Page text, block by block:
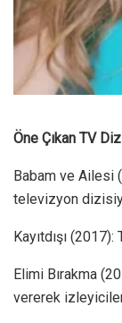
Öne Çıkan TV
Babam ve Ailesi
televizyon
Kayıtdışı
Elimi Bırakma
vererek